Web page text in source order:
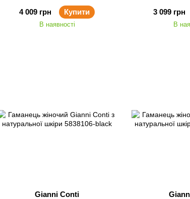
4 009 грн
Купити
В наявності
3 099 грн
В
Gianni Conti